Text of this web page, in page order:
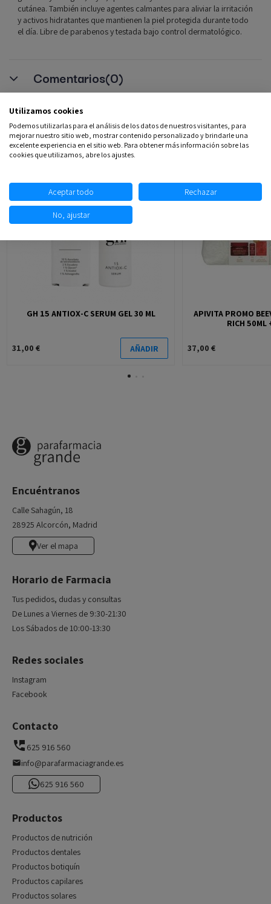
cutánea. También incluye agentes calmantes para aliviar la irritación
y activos hidratantes que mantienen la piel protegida durante todo
el día. Libre de parabenos y testada bajo control dermatológico.
Comentarios(0)
Productos relacionados
GH 15 ANTIOX-C SERUM GEL 30 ML
31,00 € AÑADIR
APIVITA PROMO
RICH 50ML
37,00 €
Encuéntranos
Calle Sahagún, 18
28925 Alcorcón, Madrid
Ver el mapa
Horario de Farmacia
Tus pedidos, dudas y consultas
De Lunes a Viernes de 9:30-21:30
Los Sábados de 10:00-13:30
Redes sociales
Instagram
Facebook
Contacto
625 916 560
info@parafarmaciagrande.es
625 916 560
Productos
Productos de nutrición
Productos dentales
Productos botiquín
Productos capilares
Productos solares
Utilizamos cookies
Podemos utilizarlas para el análisis de los datos de nuestros visitantes, para
mejorar nuestro sitio web, mostrar contenido personalizado y brindarle una
excelente experiencia en el sitio web. Para obtener más información sobre las
cookies que utilizamos, abre los ajustes.
Aceptar todo Rechazar
No, ajustar